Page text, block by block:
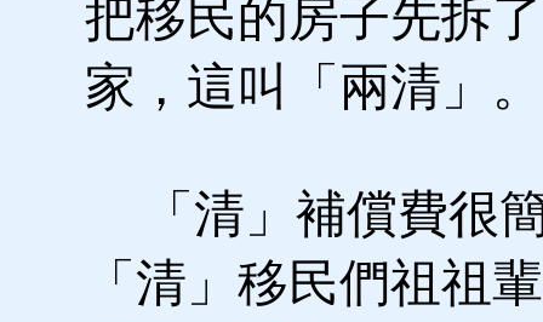
把移民的房子先拆
家，這叫「兩清」。
「清」補償費很
「清」移民們祖祖